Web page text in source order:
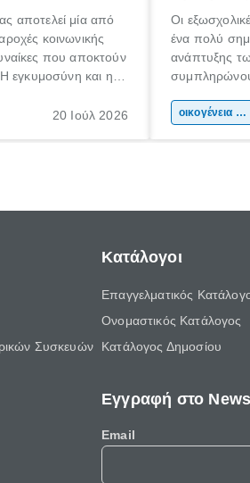
αποτελεί μία από
κοινωνικής
που αποκτούν
Η εγκυμοσύνη και η
ζωή κάθε20 Ιούλ 2026
Οι
ένα πολύ
ανάπτυξης
της
οικογένεια & παιδί
Συσκευών
Κατάλογοι
Επαγγελματικός
Ονομαστικός Κατάλογος
Κατάλογος Δημοσίου
Εγγραφή στο
Email